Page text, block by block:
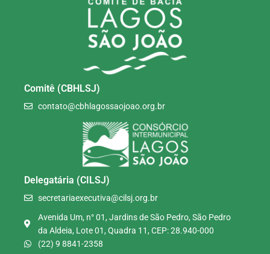
Comitê (CBHLSJ)
contato@cbhlagossaojoao.org.br
Delegatária (CILSJ)
secretariaexecutiva@cilsj.org.br
Avenida Um, n° 01, Jardins de São Pedro, São Pedro
da Aldeia, Lote 01, Quadra 11, CEP: 28.940-000
(22) 9 8841-2358